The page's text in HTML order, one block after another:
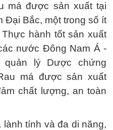
má được sản xuất tại
Đại Bắc, một trong số ít
hành tốt sản xuất
nước Đông Nam Á -
quản lý Dược chứng
má được sản xuất
chất lượng, an toàn
tính và đa di năng,